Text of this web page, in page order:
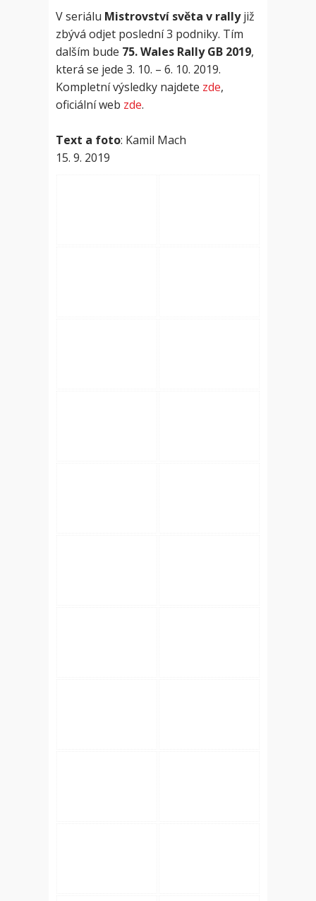
V seriálu Mistrovství světa v rallyjiž
zbývá odjet poslední 3 podniky. Tím
dalším bude 75. Wales Rally GB 2019,
která se jede 3. 10. – 6. 10. 2019.
Kompletní výsledky najdete zde,
oficiální web zde.
Text a foto: Kamil Mach
15. 9. 2019